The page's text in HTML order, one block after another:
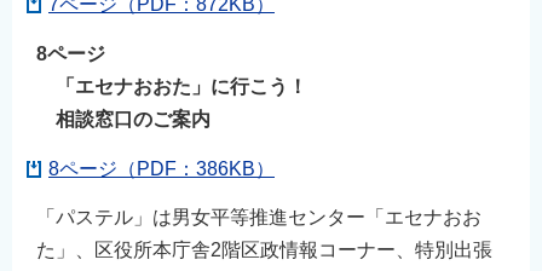
7ページ（PDF：872KB）
8ページ
「エセナおおた」に行こう！
相談窓口のご案内
8ページ（PDF：386KB）
「パステル」は男女平等推進センター「エセナおお
た」、区役所本庁舎2階区政情報コーナー、特別出張